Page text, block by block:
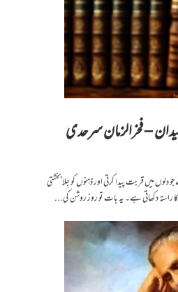
– فخرالزمان سرحدی
میں قربت پیدا کرتی اور ذہنوں کو جِلا بخشتی
دکھاتی ہے۔ یہ بات تو روز روشن کی...